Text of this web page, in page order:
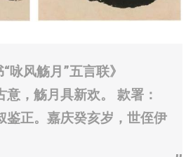
咏风觞月”五言联》
意，觞月具新欢。 款署：
鉴正。嘉庆癸亥岁，世侄伊